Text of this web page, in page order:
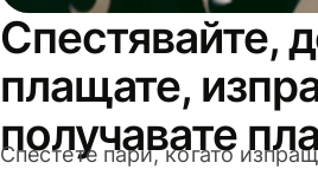
Спестявайте,
плащате,
получавате
Спестете пари, когато